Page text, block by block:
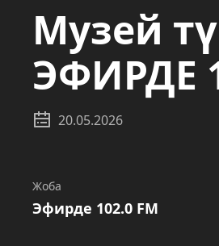
Музей
ЭФИРДЕ
20.05.2026
Жоба
Эфирде 102.0 FM